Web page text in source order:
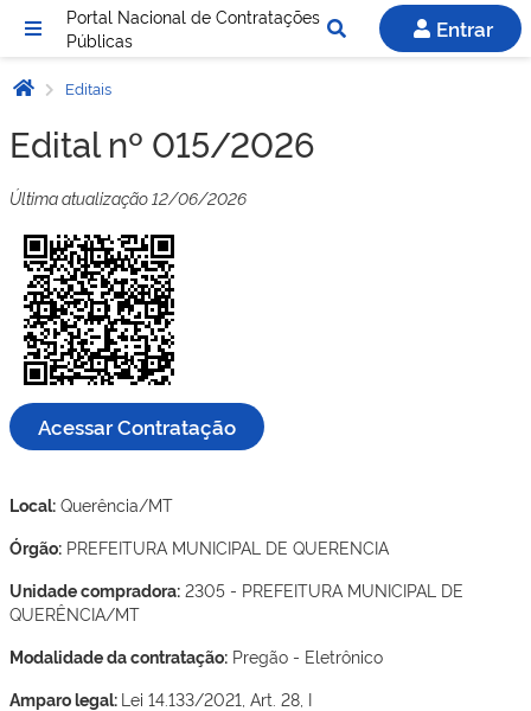
Portal Nacional de Contratações
Públicas
Entrar
Editais
Edital nº 015/2026
Última atualização 12/06/2026
Acessar Contratação
Local: Querência/MT
Órgão: PREFEITURA MUNICIPAL DE QUERENCIA
Unidade compradora: 2305 - PREFEITURA MUNICIPAL DE
QUERÊNCIA/MT
Modalidade da contratação: Pregão - Eletrônico
Amparo legal: Lei 14.133/2021, Art. 28, I